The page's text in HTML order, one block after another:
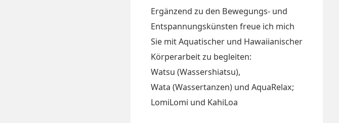
Ergänzend zu den Bewegungs- und
Entspannungskünsten freue ich mich
Sie mit Aquatischer und Hawaiianischer
Körperarbeit zu begleiten:
Watsu (Wassershiatsu),
Wata (Wassertanzen) und AquaRelax;
LomiLomi und KahiLoa